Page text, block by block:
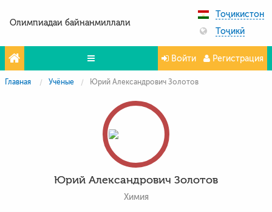
Олимпиадаи байнанмиллали
Тоҷикистон
Тоҷикӣ
Олимпиада
Фото и видео
Войти Регистрация
Главная Учёные Юрий Александрович Золотов
Юрий Александрович Золотов
Химия